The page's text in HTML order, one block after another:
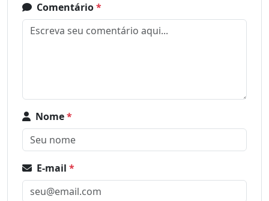
Comentário*
Nome*
E-mail *